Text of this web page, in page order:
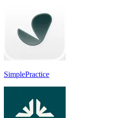
SimplePractice